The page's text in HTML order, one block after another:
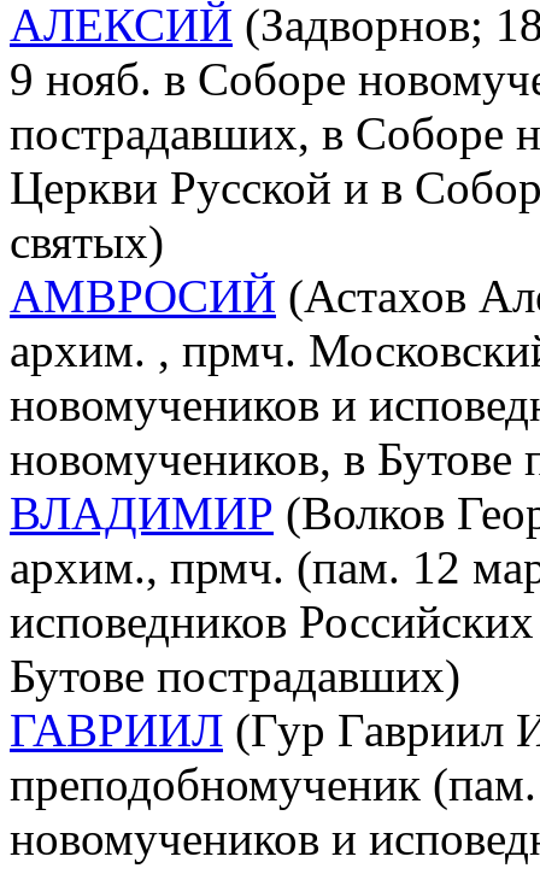
АЛЕКСИЙ (Задворнов;
9 нояб. в Соборе
пострадавших, в Соборе
Церкви Русской и в
святых)
АМВРОСИЙ (Астахов
архим. , прмч.
новомучеников и
новомучеников, в Бутове
ВЛАДИМИР (Волков
архим., прмч. (пам. 12
исповедников
Бутове пострадавших)
ГАВРИИЛ (Гур Гавриил
преподобномученик
новомучеников и